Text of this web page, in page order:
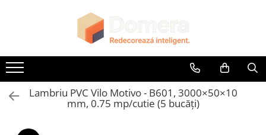
Toate Produsele
Parchet
Parchet SPC
Riflaje Decorative
Riflaje Interioare
Lambriu PVC Vilo Motivo - B601, 3000×50×10
mm, 0.75 mp/cutie (5 bucăți)